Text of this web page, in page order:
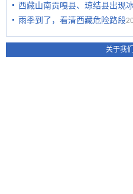
西藏山南贡嘎县、琼结县出现
雨季到了，看清西藏危险路段
关于我们